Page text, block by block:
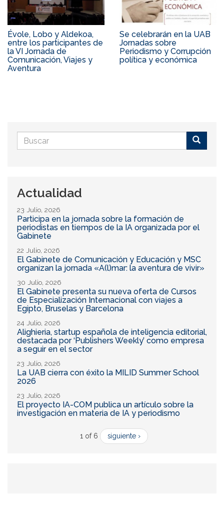
Évole, Lobo y Aldekoa,
entre los participantes de
la VI Jornada de
Comunicación, Viajes y
Aventura
Se celebrarán en la UAB
Jornadas sobre
Periodismo y Corrupción
política y económica
Formulario
de
Actualidad
23 Julio, 2026
Participa en la jornada sobre la formación de
periodistas en tiempos de la IA organizada por el
Gabinete
22 Julio, 2026
El Gabinete de Comunicación y Educación y MSC
organizan la jornada «A(l)mar: la aventura de vivir»
30 Julio, 2026
El Gabinete presenta su nueva oferta de Cursos
de Especialización Internacional con viajes a
Egipto, Bruselas y Barcelona
24 Julio, 2026
Alighieria, startup española de inteligencia editorial,
destacada por ‘Publishers Weekly’ como empresa
a seguir en el sector
23 Julio, 2026
La UAB cierra con éxito la MILID Summer School
2026
23 Julio, 2026
El proyecto IA-COM publica un artículo sobre la
investigación en materia de IA y periodismo
1 of 6 siguiente ›